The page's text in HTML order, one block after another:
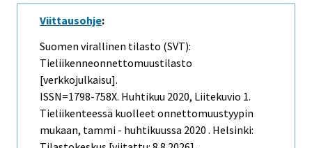
Viittausohje:
Suomen virallinen tilasto (SVT):
Tieliikenneonnettomuustilasto
[verkkojulkaisu].
ISSN=1798-758X. Huhtikuu 2020, Liitekuvio 1.
Tieliikenteessä kuolleet onnettomuustyypin
mukaan, tammi - huhtikuussa 2020 . Helsinki: